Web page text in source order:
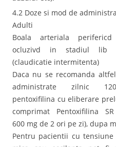
4.2 Doze si mod de
Adulti
Boala arteriala perifericd
ocluzivd in stadiul lib
(claudicatie intermitenta)
Daca nu se recomanda
administrate zilnic
pentoxifilina cu eliberare
comprimat Pentoxifilina
600 mg de 2 ori pe zi), dupa
Pentru pacientii cu tensiune